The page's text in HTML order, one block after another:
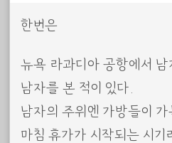
한번은
뉴욕 라과디아 공항에서
남자를 본 적이 있다.
남자의 주위엔 가방들이 가
마침 휴가가 시작되는 시